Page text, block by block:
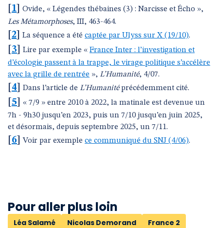
1
Ovide, « Légendes thébaines (3) : Narcisse et Écho »,
Les Métamorphoses, III, 463-464.
2 La séquence a été captée par Ulyss sur X (19/10).
3 Lire par exemple « France Inter : l’investigation et
d’écologie passent à la trappe, le virage politique s’accélère
avec la grille de rentrée », L’Humanité, 4/07.
4 Dans l’article de L’Humanitéprécédemment cité.
5
« 7/9 » entre 2010 à 2022, la matinale est devenue un
7h - 9h30 jusqu’en 2023, puis un 7/10 jusqu’en juin 2025,
et désormais, depuis septembre 2025, un 7/11.
6 ]Voir par exemple ce communiqué du SNJ (4/06).
Pour aller plus loin
Léa Salamé Nicolas Demorand
France 2